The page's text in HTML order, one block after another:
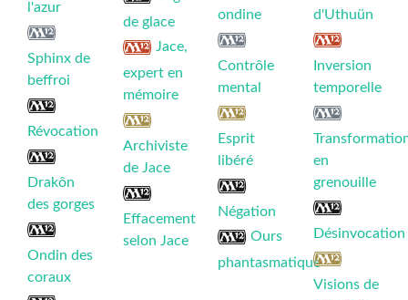
l'azur
Sphinx de
beffroi
Révocation
Drakôn
des gorges
Ondin des
coraux
de glace
Jace,
expert en
mémoire
Archiviste
de Jace
Effacement
selon Jace
ondine
Contrôle
mental
Esprit
libéré
Négation
Ours
phantasmatique
d'Uthuün
Inversion
temporelle
en
grenouille
Désinvocation
Visions de